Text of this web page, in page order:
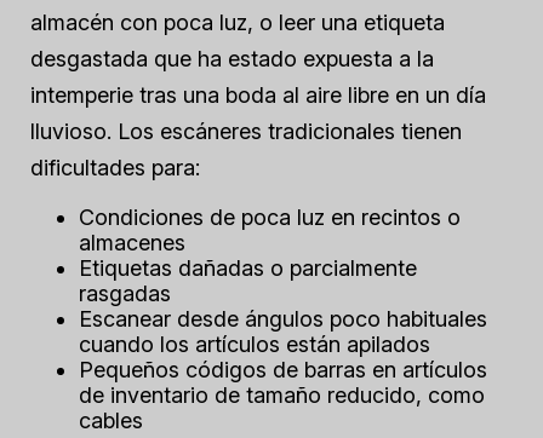
almacén con poca luz, o leer una etiqueta
desgastada que ha estado expuesta a la
intemperie tras una boda al aire libre en un día
lluvioso. Los escáneres tradicionales tienen
dificultades para:
Condiciones de poca luz en recintos o
almacenes
Etiquetas dañadas o parcialmente
rasgadas
Escanear desde ángulos poco habituales
cuando los artículos están apilados
Pequeños códigos de barras en artículos
de inventario de tamaño reducido, como
cables